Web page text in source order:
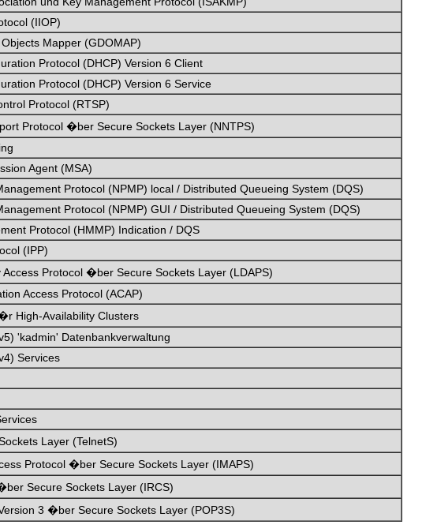
(IIOP)
Mapper (GDOMAP)
Protocol (DHCP) Version 6 Client
Protocol (DHCP) Version 6 Service
Protocol (RTSP)
Protocol �ber Secure Sockets Layer (NNTPS)
Agent (MSA)
Protocol (NPMP) local / Distributed Queueing System (DQS)
Protocol (NPMP) GUI / Distributed Queueing System (DQS)
Protocol (HMMP) Indication / DQS
(IPP)
Access Protocol �ber Secure Sockets Layer (LDAPS)
Access Protocol (ACAP)
High-Availability Clusters
'kadmin' Datenbankverwaltung
Services
Layer (TelnetS)
Protocol �ber Secure Sockets Layer (IMAPS)
Secure Sockets Layer (IRCS)
3 �ber Secure Sockets Layer (POP3S)